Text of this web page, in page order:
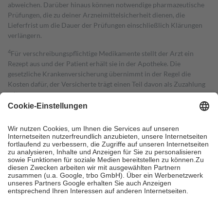
abweichen. Darüber hinaus können notwendige pharmazeutische
Prüfungen, die zu deiner Arzneimittelsicherheit dienen, die
Lieferfrist um die Dauer der Prüfungen einschließlich Klärungen
verlängern.
4Für verschreibungspflichtige Medikamente stellt der Arzt ein
Rezept aus und der Patient erhält sie in der Apotheke. Die
gesetzliche Krankenversicherung übernimmt in der Regel die
Kosten dafür, der Versicherte trägt einen Teil davon als Zuzahlung
mit.
Grundsätzlich leisten Mitglieder Zuzahlungen in Höhe von zehn
höchstens zehn Euro.
Es sind jedoch nie mehr als die tatsächlichen
Kosten der Leistung zu entrichten.
Diese Regeln gelten grundsätzlich auch für Online-Apotheken.
Bei Heilmitteln und häuslicher Krankenpflege beträgt die
Zuzahlung zehn Prozent der Kosten sowie zehn Euro je
Verordnung.
Um das Engagement der Versicherten für ihre eigene Gesundheit zu
stärken und die besondere Stellung der Familie zu unterstützen,